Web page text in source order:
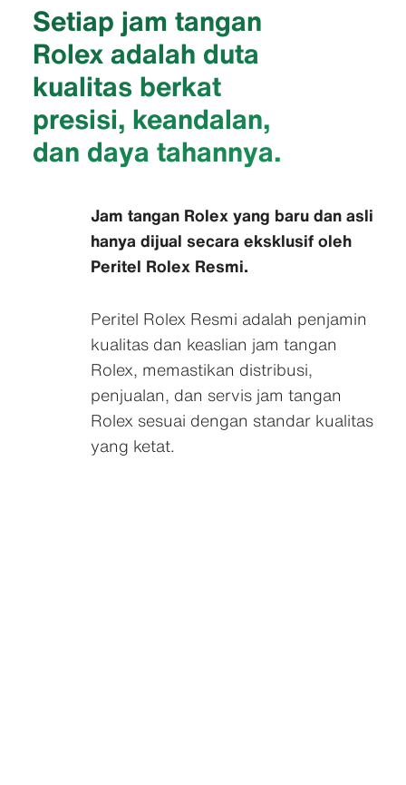
Setiap jam tangan
Rolex adalah duta
kualitas berkat
presisi, keandalan,
dan daya tahannya.
Jam tangan Rolex yang baru dan asli
hanya dijual secara eksklusif oleh
Peritel Rolex Resmi.
Peritel Rolex Resmi adalah penjamin
kualitas dan keaslian jam tangan
Rolex, memastikan distribusi,
penjualan, dan servis jam tangan
Rolex sesuai dengan standar kualitas
yang ketat.